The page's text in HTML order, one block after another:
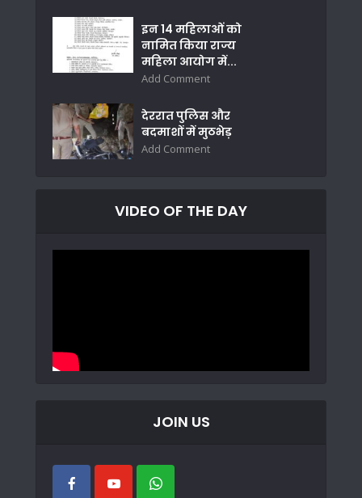
इन 14 महिलाओं को
नामित किया राज्य
महिला आयोग में...
Add Comment
देररात पुलिस और
बदमाशों में मुठभेड़
Add Comment
VIDEO OF THE DAY
JOIN US